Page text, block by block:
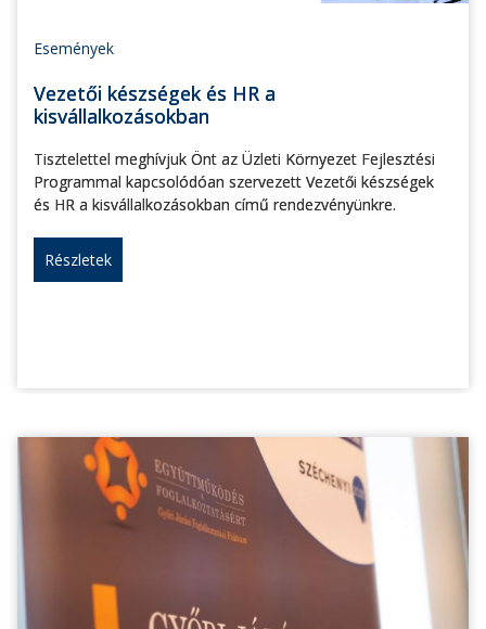
Események
Vezetői készségek és HR a
kisvállalkozásokban
Tisztelettel meghívjuk Önt az Üzleti Környezet Fejlesztési
Programmal kapcsolódóan szervezett Vezetői készségek
és HR a kisvállalkozásokban című rendezvényünkre.
Részletek